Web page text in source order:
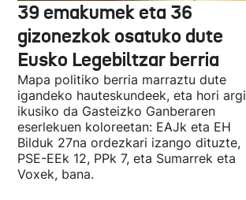
39 emakumek eta 36
gizonezkok osatuko dute
Eusko Legebiltzar berria
Mapa politiko berria marraztu dute
igandeko hauteskundeek, eta hori argi
ikusiko da Gasteizko Ganberaren
eserlekuen koloreetan: EAJk eta EH
Bilduk 27na ordezkari izango dituzte,
PSE-EEk 12, PPk 7, eta Sumarrek eta
Voxek, bana.